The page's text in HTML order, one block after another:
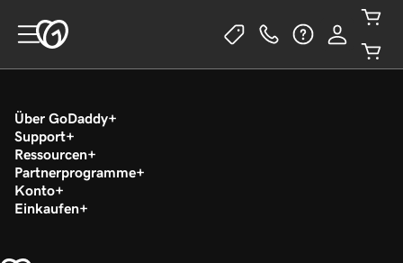
Über GoDaddy
Support
Ressourcen
Partnerprogramme
Konto
Einkaufen